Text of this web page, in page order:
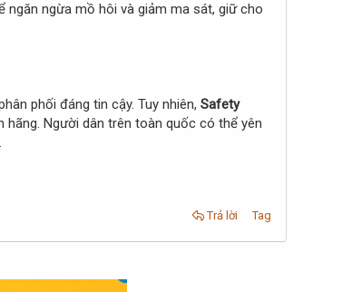
ngăn ngừa mồ hôi và giảm ma sát, giữ cho
phối đáng tin cậy. Tuy nhiên, Safety
Người dân trên toàn quốc có thể yên
Trả lời Tag